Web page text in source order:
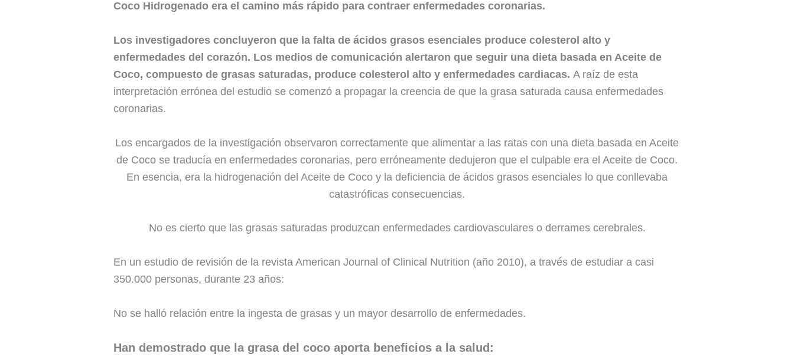
Coco Hidrogenado era el camino más rápido para contraer enfermedades coronarias.
Los investigadores concluyeron que la falta de ácidos grasos esenciales produce colesterol alto y
enfermedades del corazón. Los medios de comunicación alertaron que seguir una dieta basada en Aceite de
Coco, compuesto de grasas saturadas, produce colesterol alto y enfermedades cardiacas.A raíz de esta
interpretación errónea del estudio se comenzó a propagar la creencia de que la grasa saturada causa enfermedades
coronarias.
Los encargados de la investigación observaron correctamente que alimentar a las ratas con una dieta basada en Aceite
de Coco se traducía en enfermedades coronarias, pero erróneamente dedujeron que el culpable era el Aceite de Coco.
En esencia, era la hidrogenación del Aceite de Coco y la deficiencia de ácidos grasos esenciales lo que conllevaba
catastróficas consecuencias.
No es cierto que las grasas saturadas produzcan enfermedades cardiovasculares o derrames cerebrales.
En un estudio de revisión de la revista American Journal of Clinical Nutrition (año 2010), a través de estudiar a casi
350.000 personas, durante 23 años:
No se halló relación entre la ingesta de grasas y un mayor desarrollo de enfermedades.
Han demostrado que la grasa del coco aporta beneficios a la salud: